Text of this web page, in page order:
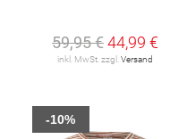
59,95 €44,99 €
inkl. MwSt. zzgl.Versand
-10%